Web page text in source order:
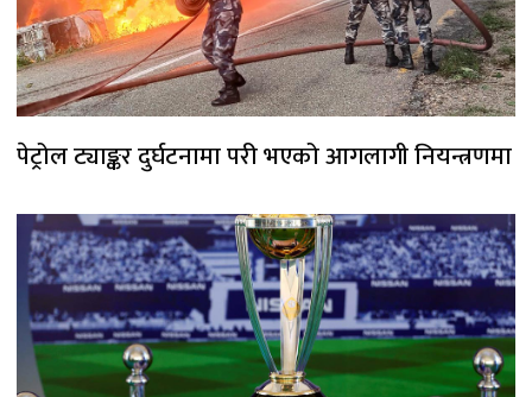
पेट्रोल ट्याङ्कर दुर्घटनामा परी भएको आगलागी नियन्त्रणमा